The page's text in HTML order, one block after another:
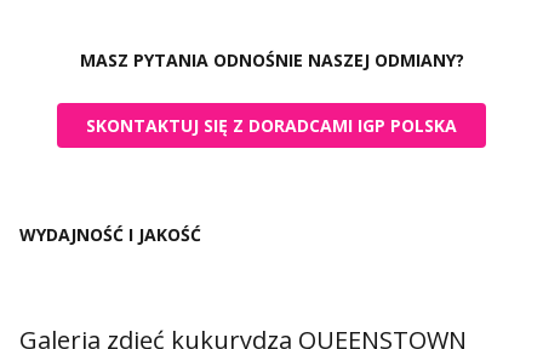
MASZ PYTANIA ODNOŚNIE NASZEJ ODMIANY?
SKONTAKTUJ SIĘ Z DORADCAMI IGP POLSKA
WYDAJNOŚĆ I JAKOŚĆ
Galeria zdjęć kukurydza QUEENSTOWN